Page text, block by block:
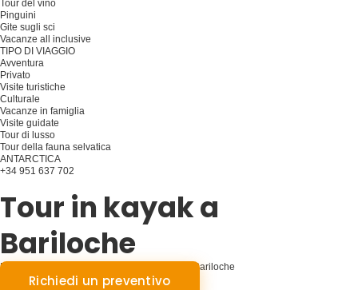
Tour del vino
Pinguini
Gite sugli sci
Vacanze all inclusive
TIPO DI VIAGGIO
Avventura
Privato
Visite turistiche
Culturale
Vacanze in famiglia
Visite guidate
Tour di lusso
Tour della fauna selvatica
ANTARCTICA
+34 951 637 702
Tour in kayak a
Bariloche
Pagaiare in paradiso: Tour sereni in kayak a Bariloche
Richiedi un preventivo